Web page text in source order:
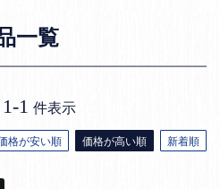
一覧
格が安い順 価格が高い順 新着順
1-1 件表示